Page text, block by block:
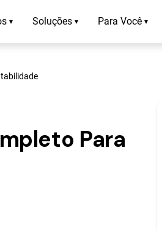
▾ Soluções ▾ Para Você ▾
Para